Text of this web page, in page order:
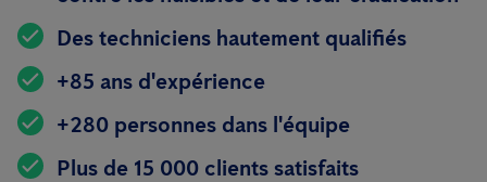
Des techniciens hautement qualifiés
+85 ans d'expérience
+280 personnes dans l'équipe
Plus de 15 000 clients satisfaits